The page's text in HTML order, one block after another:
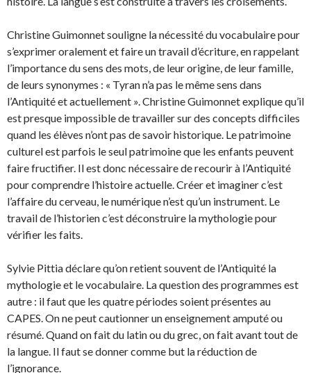
Christine Guimonnet souligne la nécessité du vocabulaire pour
s’exprimer oralement et faire un travail d’écriture, en rappelant
l’importance du sens des mots, de leur origine, de leur famille,
de leurs synonymes : « Tyran n’a pas le même sens dans
l’Antiquité et actuellement ». Christine Guimonnet explique qu’il
est presque impossible de travailler sur des concepts difficiles
quand les élèves n’ont pas de savoir historique. Le patrimoine
culturel est parfois le seul patrimoine que les enfants peuvent
faire fructifier. Il est donc nécessaire de recourir à l’Antiquité
pour comprendre l’histoire actuelle. Créer et imaginer c’est
l’affaire du cerveau, le numérique n’est qu’un instrument. Le
travail de l’historien c’est déconstruire la mythologie pour
vérifier les faits.
Sylvie Pittia déclare qu’on retient souvent de l’Antiquité la
mythologie et le vocabulaire. La question des programmes est
autre : il faut que les quatre périodes soient présentes au
CAPES. On ne peut cautionner un enseignement amputé ou
résumé. Quand on fait du latin ou du grec, on fait avant tout de
la langue. Il faut se donner comme but la réduction de
l’ignorance.